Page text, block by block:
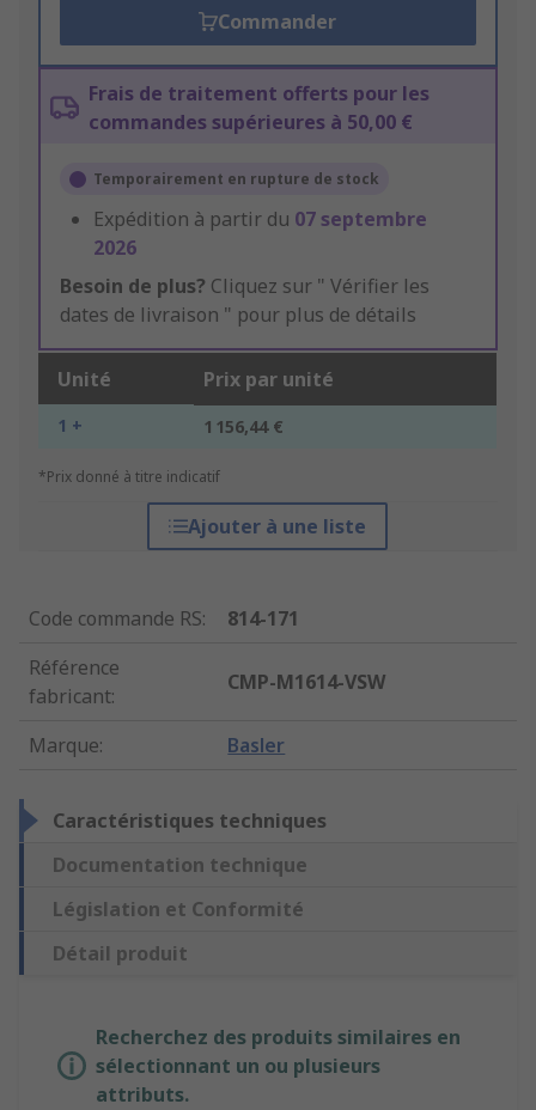
Commander
Frais de traitement offerts pour les
commandes supérieures à 50,00 €
Temporairement en rupture de stock
Expédition à partir du 07 septembre
2026
Besoin de plus? Cliquez sur " Vérifier les
dates de livraison " pour plus de détails
Unité Prix par unité
1 + 1 156,44 €
*Prix donné à titre indicatif
Ajouter à une liste
Code commande RS:
814-171
Référence
fabricant:
CMP-M1614-VSW
Marque: Basler
Caractéristiques techniques
Documentation technique
Législation et Conformité
Détail produit
Recherchez des produits similaires en
sélectionnant un ou plusieurs
attributs.